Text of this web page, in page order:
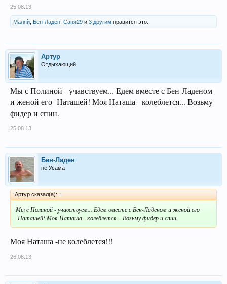
25.08.13
Маляй Бен-Ладен Саня29 и 3 другим нравится это.
Артур
Отдыхающий
Мы с Полиной - учавствуем... Едем вместе с Бен-Ладеном
и женой его -Наташей! Моя Наташа - колеблется... Возьму
фидер и спин.
25.08.13
Бен-Ладен
не Усама
Артур сказал(а): ↑
Мы с Полиной - учавствуем... Едем вместе с Бен-Ладеном и женой его
-Наташей! Моя Наташа - колеблется... Возьму фидер и спин.
Моя Наташа -не колеблется!!!
26.08.13